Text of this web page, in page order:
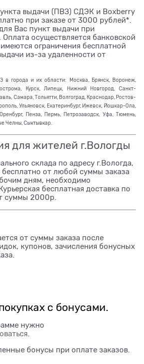
выдачи (ПВЗ) СДЭК и Boxberry
при заказе от 3000 рублей*.
Вас пункт выдачи при
осуществляется банковской
ограничения бесплатной
из-за удаленности от
в города и их области: Москва, Брянск, Воронеж,
Курск, Липецк, Нижний Новгород, Санкт-
Самара, Тольятти, Волгоград, Краснодар, Ростов-
Ульяновск, Екатеринбург, Ижевск, Йошкар-Ола,
Пенза, Пермь, Петрозаводск, Уфа, Тюмень,
Челны, Сыктывкар.
для жителей г.Вологды
склада по адресу г.Вологда,
бесплатно от любой суммы заказа
дням, необходимо
бесплатная доставка по
суммы 2000р.
от суммы заказа после
купонов, зачисления бонусных
с бонусами.
нужно
бонусы при оплате заказов.